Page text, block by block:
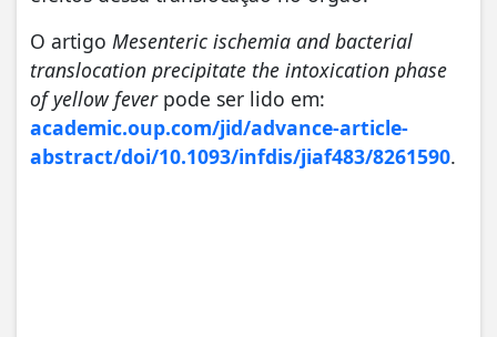
O artigo Mesenteric ischemia and bacterial
translocation precipitate the intoxication phase
of yellow feverpode ser lido em:
academic.oup.com/jid/advance-article-
abstract/doi/10.1093/infdis/jiaf483/8261590.